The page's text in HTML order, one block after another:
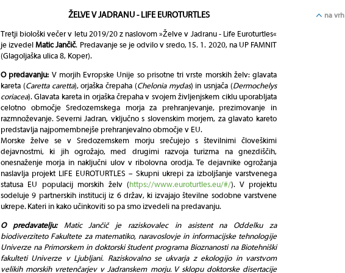
ŽELVE V JADRANU - LIFE EUROTURTLES na vrh
Tretji biološki večer v letu 2019/20 z naslovom»Želve v Jadranu - Life Euroturtles«
je izvedelMatic Jančič. Predavanje se je odvilo v sredo, 15. 1. 2020, na UP FAMNIT
(Glagoljaška ulica 8, Koper).
O predavanju: V morjih Evropske Unije so prisotne tri vrste morskih želv: glavata
kareta (Caretta caretta), orjaška črepaha (Chelonia mydas) in usnjača (Dermochelys
coriacea). Glavata kareta in orjaška črepaha v svojem življenjskem ciklu uporabljata
celotno območje Sredozemskega morja za prehranjevanje, prezimovanje in
razmnoževanje. Severni Jadran, vključno s slovenskim morjem, za glavato kareto
predstavlja najpomembnejše prehranjevalno območje v EU.
Morske želve se v Sredozemskem morju srečujejo s številnimi človeškimi
dejavnostmi, ki jih ogrožajo, med drugimi razvoja turizma na gnezdiščih,
onesnaženje morja in naključni ulov v ribolovna orodja. Te dejavnike ogrožanja
naslavlja projekt LIFE EUROTURTLES – Skupni ukrepi za izboljšanje varstvenega
statusa EU populacij morskih želv (https://www.euroturtles.eu/#/). V projektu
sodeluje 9 partnerskih institucij iz 6 držav, ki izvajajo številne sodobne varstvene
ukrepe. Kateri in kako učinkoviti so pa smo izvedeli na predavanju.
O predavatelju: Matic Jančič je raziskovalec in asistent na Oddelku za
biodiverziteto Fakultete za matematiko, naravoslovje in informacijske tehnologije
Univerze na Primorskem in doktorski študent programa Bioznanosti na Biotehniški
fakulteti Univerze v Ljubljani. Raziskovalno se ukvarja z ekologijo in varstvom
velikih morskih vretenčarjev v Jadranskem morju. V sklopu doktorske disertacije